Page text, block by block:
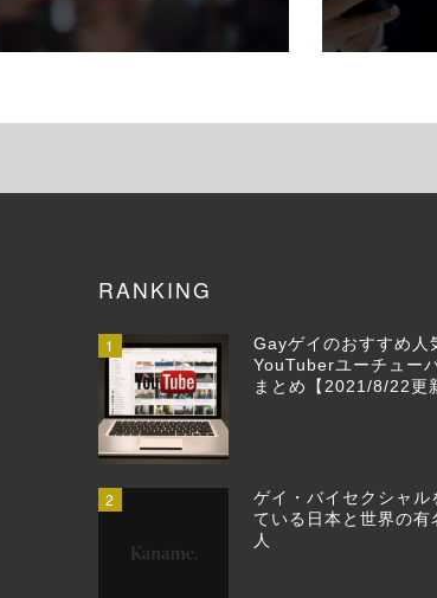
RANKING
1
Gayゲイのおすすめ人
YouTuberユーチュー
まとめ【2021/8/22更
2
ゲイ・バイセクシャル
ている日本と世界の有
人